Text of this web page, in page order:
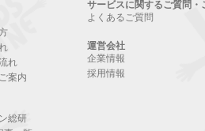
れ
案内
総研
サービスに関するご質問・
よくあるご質問
運営会社
企業情報
採用情報